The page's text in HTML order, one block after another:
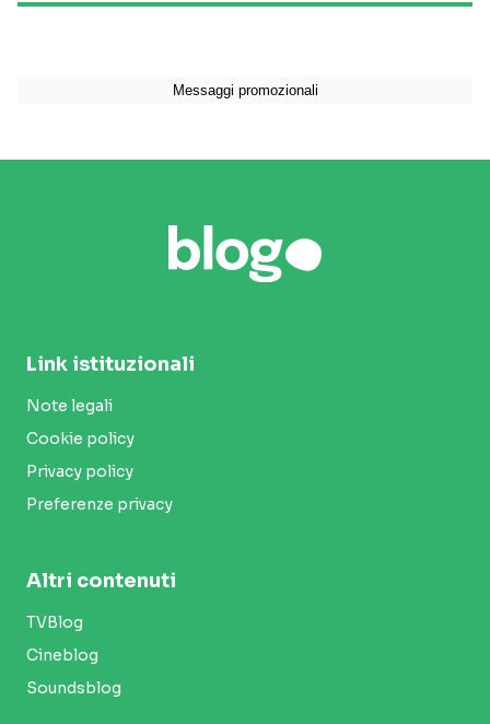
Link istituzionali
Note legali
Cookie policy
Privacy policy
Preferenze privacy
Altri contenuti
TVBlog
Cineblog
Soundsblog